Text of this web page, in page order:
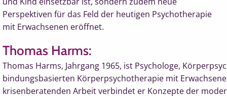
Perspektiven für das Feld der heutigen Psychotherapie
mit Erwachsenen eröffnet.
Thomas Harms:
Thomas Harms, Jahrgang 1965, ist Psychologe,
bindungsbasierten Körperpsychotherapie mit
krisenberatenden Arbeit verbindet er Konzepte der